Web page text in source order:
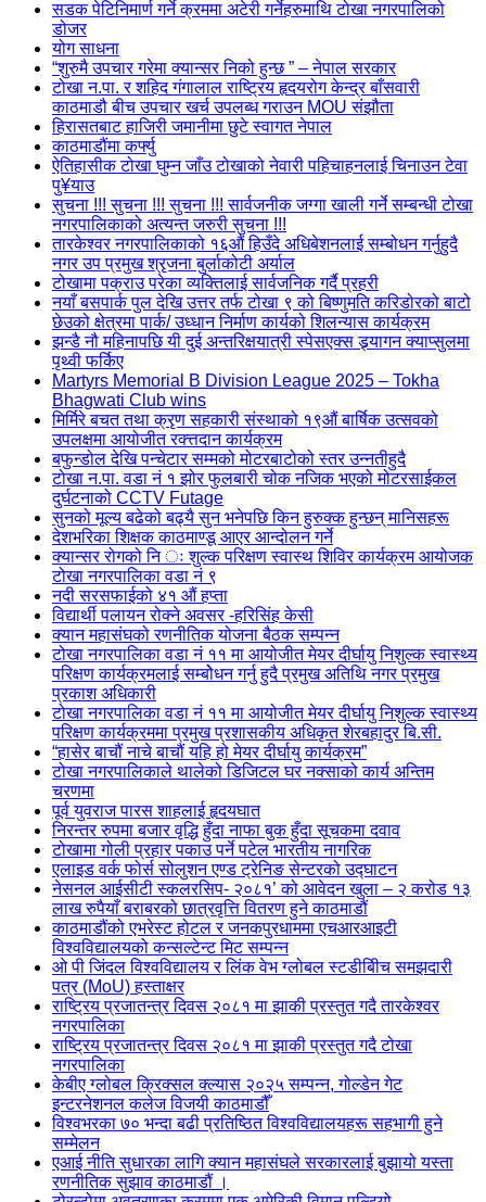
सडक पेटिनिमार्ण गर्ने क्रममा अटेरी गर्नेहरुमाथि टोखा नगरपालिको
डोजर
योग साधना
“शुरुमै उपचार गरेमा क्यान्सर निको हुन्छ ” – नेपाल सरकार
टोखा न.पा. र शहिद गंगालाल राष्ट्रिय हृदयरोग केन्द्र बाँसवारी
काठमाडौ बीच उपचार खर्च उपलब्ध गराउन MOU संझौता
हिरासतबाट हाजिरी जमानीमा छुटे स्वागत नेपाल
काठमाडौंमा कर्फ्यु
ऐतिहासीक टोखा घुम्न जाँउ टोखाको नेवारी पहिचाहनलाई चिनाउन टेवा
पु¥याउ
सुचना !!! सुचना !!! सुचना !!! सार्वजनीक जग्गा खाली गर्ने सम्बन्धी टोखा
नगरपालिकाको अत्यन्त जरुरी सुचना !!!
तारकेश्वर नगरपालिकाको १६औं हिउँदे अधिबेशनलाई सम्बोधन गर्नुहुदै
नगर उप प्रमुख श्रृजना बुर्लाकोटी अर्याल
टोखामा पक्राउ परेका व्यक्तिलाई सार्वजनिक गर्दै प्रहरी
नयाँ बसपार्क पुल देखि उत्तर तर्फ टोखा ९ को बिष्णुमति करिडोरको बाटो
छेउको क्षेत्रमा पार्क/ उध्धान निर्माण कार्यको शिलन्यास कार्यक्रम
झन्डै नौ महिनापछि यी दुई अन्तरिक्षयात्री स्पेसएक्स ड्र्यागन क्याप्सुलमा
पृथ्वी फर्किए
Martyrs Memorial B Division League 2025 – Tokha
Bhagwati Club wins
मिर्मिरे बचत तथा क्रृण सहकारी संस्थाको १९औं बार्षिक उत्सवको
उपलक्षमा आयोजीत रक्त्तदान कार्यक्रम
बफुन्डोल देखि पन्चेटार सम्मको मोटरबाटोको स्तर उन्नतीहुदै
टोखा न.पा. वडा नं १ झोर फुलबारी चोक नजिक भएको मोटरसाईकल
दुर्घटनाको CCTV Futage
सुनको मूल्य बढेको बढ्यै सुन भनेपछि किन हुरुक्क हुन्छन् मानिसहरू
देशभरिका शिक्षक काठमाण्डू आएर आन्दोलन गर्ने
क्यान्सर रोगको नि ः शुल्क परिक्षण स्वास्थ शिविर कार्यक्रम आयोजक
टोखा नगरपालिका वडा नं ९
नदी सरसफाईको ४१ औं हप्ता
विद्यार्थी पलायन रोक्ने अवसर -हरिसिंह केसी
क्यान महासंघको रणनीतिक योजना बैठक सम्पन्न
टोखा नगरपालिका वडा नं ११ मा आयोजीत मेयर दीर्घायु निशुल्क स्वास्थ्य
परिक्षण कार्यक्रमलाई सम्बोेधन गर्नु हुदै प्रमुख अतिथि नगर प्रमुख
प्रकाश अधिकारी
टोखा नगरपालिका वडा नं ११ मा आयोजीत मेयर दीर्घायु निशुल्क स्वास्थ्य
परिक्षण कार्यक्रममा प्रमुख प्रशासकीय अधिकृत शेरबहादुर बि.सी.
“हासेर बाचौं नाचे बाचौं यहि हो मेयर दीर्घायु कार्यक्रम”
टोखा नगरपालिकाले थालेको डिजिटल घर नक्साको कार्य अन्तिम
चरणमा
पूर्व युवराज पारस शाहलाई हृदयघात
निरन्तर रुपमा बजार वृद्धि हुँदा नाफा बुक हुँदा सूचकमा दवाव
टोखामा गोली प्रहार पकाउ पर्ने पटेल भारतीय नागरिक
एलाइड वर्क फोर्स सोलुशन एण्ड ट्रेनिङ सेन्टरको उद्घाटन
नेसनल आईसीटी स्कलरसिप- २०८१’ को आवेदन खुला – २ करोड १३
लाख रुपैयाँ बराबरको छात्रवृत्ति वितरण हुने काठमाडौं
काठमाडौंको एभरेस्ट होटल र जनकपुरधाममा एचआरआइटी
विश्वविद्यालयको कन्सल्टेन्ट मिट सम्पन्न
ओ पी जिंदल विश्वविद्यालय र लिंक वेभ ग्लोबल स्टडीबीिच समझदारी
पत्र (MoU) हस्ताक्षर
राष्ट्रिय प्रजातन्त्र दिवस २०८१ मा झाकी प्रस्तुत गदै तारकेश्वर
नगरपालिका
राष्ट्रिय प्रजातन्त्र दिवस २०८१ मा झाकी प्रस्तुत गदै टोखा
नगरपालिका
केबीए ग्लोबल क्रिक्सल क्ल्यास २०२५ सम्पन्न, गोल्डेन गेट
इन्टरनेशनल कलेज विजयी काठमाडौँ
विश्वभरका ७० भन्दा बढी प्रतिष्ठित विश्वविद्यालयहरू सहभागी हुने
सम्मेलन
एआई नीति सुधारका लागि क्यान महासंघले सरकारलाई बुझायो यस्ता
रणनीतिक सुझाव काठमाडौं ।